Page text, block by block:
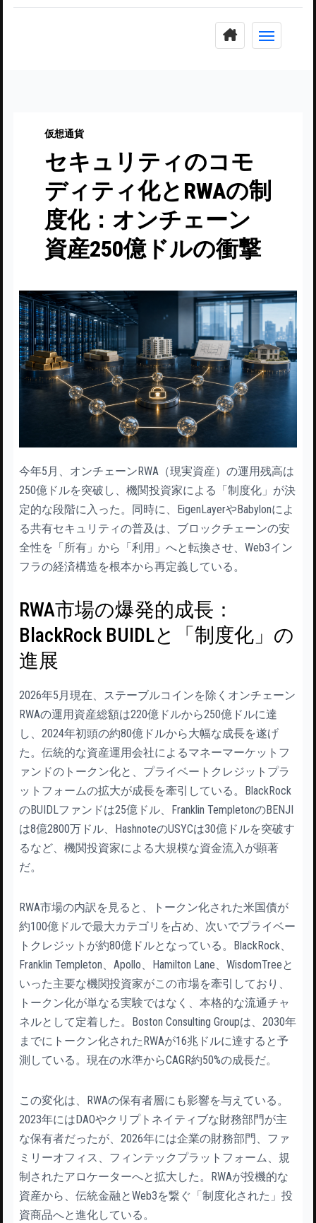
仮想通貨
セキュリティのコモ
ディティ化とRWAの制
度化：オンチェーン
資産250億ドルの衝撃
今年5月、オンチェーンRWA（現実資産）の運用残高は
250億ドルを突破し、機関投資家による「制度化」が決
定的な段階に入った。同時に、EigenLayerやBabylonによ
る共有セキュリティの普及は、ブロックチェーンの安
全性を「所有」から「利用」へと転換させ、Web3イン
フラの経済構造を根本から再定義している。
RWA市場の爆発的成長：
BlackRock BUIDLと「制度化」の
進展
2026年5月現在、ステーブルコインを除くオンチェーン
RWAの運用資産総額は220億ドルから250億ドルに達
し、2024年初頭の約80億ドルから大幅な成長を遂げ
た。伝統的な資産運用会社によるマネーマーケットフ
ァンドのトークン化と、プライベートクレジットプラ
ットフォームの拡大が成長を牽引している。BlackRock
のBUIDLファンドは25億ドル、Franklin TempletonのBENJI
は8億2800万ドル、HashnoteのUSYCは30億ドルを突破す
るなど、機関投資家による大規模な資金流入が顕著
だ。
RWA市場の内訳を見ると、トークン化された米国債が
約100億ドルで最大カテゴリを占め、次いでプライベー
トクレジットが約80億ドルとなっている。BlackRock、
Franklin Templeton、Apollo、Hamilton Lane、WisdomTreeと
いった主要な機関投資家がこの市場を牽引しており、
トークン化が単なる実験ではなく、本格的な流通チャ
ネルとして定着した。Boston Consulting Groupは、2030年
までにトークン化されたRWAが16兆ドルに達すると予
測している。現在の水準からCAGR約50%の成長だ。
この変化は、RWAの保有者層にも影響を与えている。
2023年にはDAOやクリプトネイティブな財務部門が主
な保有者だったが、2026年には企業の財務部門、ファ
ミリーオフィス、フィンテックプラットフォーム、規
制されたアロケーターへと拡大した。RWAが投機的な
資産から、伝統金融とWeb3を繋ぐ「制度化された」投
資商品へと進化している。